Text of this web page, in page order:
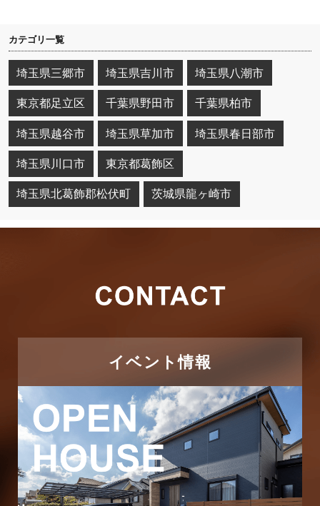
カテゴリ一覧
埼玉県三郷市 埼玉県吉川市 埼玉県八潮市
東京都足立区 千葉県野田市 千葉県柏市
埼玉県越谷市 埼玉県草加市 埼玉県春日部市
埼玉県川口市 東京都葛飾区
埼玉県北葛飾郡松伏町 茨城県龍ヶ崎市
イベント情報